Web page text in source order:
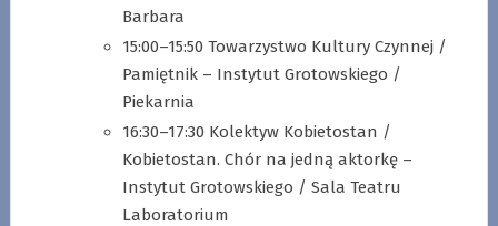
Barbara
15:00–15:50 Towarzystwo Kultury Czynnej /
Pamiętnik – Instytut Grotowskiego /
Piekarnia
16:30–17:30 Kolektyw Kobietostan /
Kobietostan. Chór na jedną aktorkę –
Instytut Grotowskiego / Sala Teatru
Laboratorium